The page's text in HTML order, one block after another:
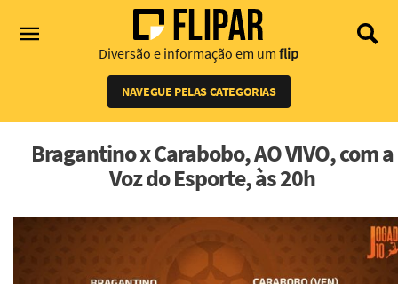
Diversão e informação em um flip
NAVEGUE PELAS CATEGORIAS
Bragantino x Carabobo, AO VIVO, com a
Voz do Esporte, às 20h